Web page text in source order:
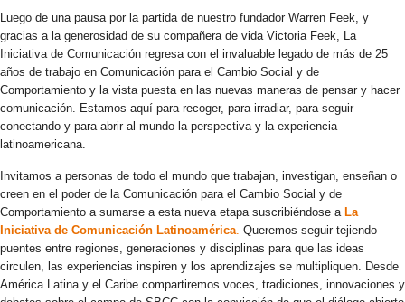
Luego de una pausa por la partida de nuestro fundador Warren Feek, y
gracias a la generosidad de su compañera de vida Victoria Feek, La
Iniciativa de Comunicación regresa con el invaluable legado de más de 25
años de trabajo en Comunicación para el Cambio Social y de
Comportamiento y la vista puesta en las nuevas maneras de pensar y hacer
comunicación. Estamos aquí para recoger, para irradiar, para seguir
conectando y para abrir al mundo la perspectiva y la experiencia
latinoamericana.
Invitamos a personas de todo el mundo que trabajan, investigan, enseñan o
creen en el poder de la Comunicación para el Cambio Social y de
Comportamiento a sumarse a esta nueva etapa suscribiéndose a La
Iniciativa de Comunicación Latinoamérica. Queremos seguir tejiendo
puentes entre regiones, generaciones y disciplinas para que las ideas
circulen, las experiencias inspiren y los aprendizajes se multipliquen. Desde
América Latina y el Caribe compartiremos voces, tradiciones, innovaciones y